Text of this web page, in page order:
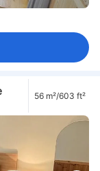
56 m²/603 ft²